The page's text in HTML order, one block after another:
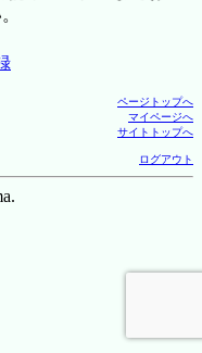
ページトップへ
マイページへ
サイトトップへ
ログアウト